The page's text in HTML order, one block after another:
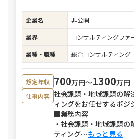
企業名
非公開
業界
コンサルティングファ
業種・職種
総合コンサルティング
想定年収 700万円〜1300万円
仕事内容 社会課題・地域課題の解
ィングをお任せするポジ
■業務内容
・社会課題・地域課題
ティング⋯もっと見る